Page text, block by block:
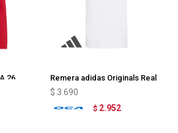
26
Remera adidas Originals Real
Madrid
$ 3.690
$ 2.952